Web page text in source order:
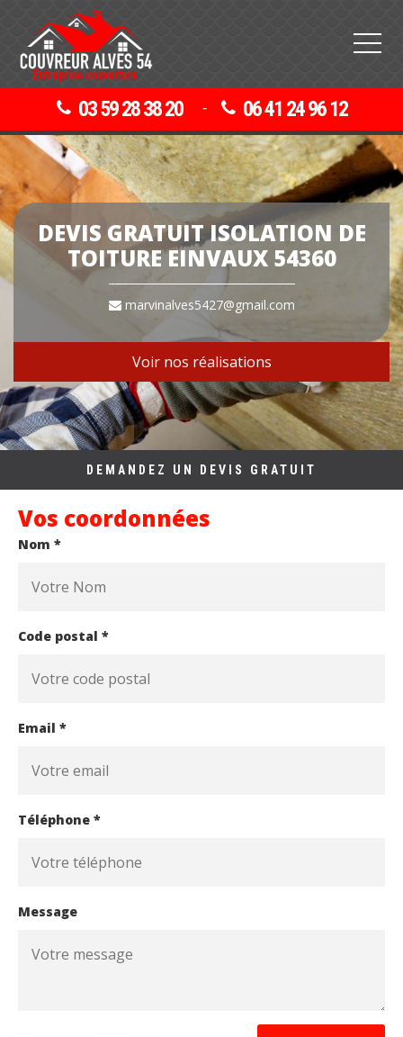
03 59 28 38 20 - 06 41 24 96 12
DEVIS GRATUIT ISOLATION DE
TOITURE EINVAUX 54360
marvinalves5427@gmail.com
Voir nos réalisations
DEMANDEZ UN DEVIS GRATUIT
Vos coordonnées
Nom *
Code postal *
Email *
Téléphone *
Message